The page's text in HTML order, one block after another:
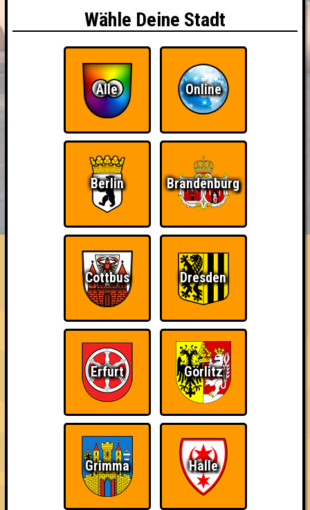
HIGHSCORE RESERVIERUNG
FAQ ÜBER UNS
Die Doppelwhupperinnen
Errungenschaften
Kleiner Hinweis: bei uns sind Teams, die in einem Stechen
verlieren, trotzdem auf dem 1. Platz - den haben sie sich
schließlich verdient! Entsprechend gibt es für diese auch
Errungenschaften für den 1. Platz.
Teil der Oberschicht
Schon wieder zum
Wiederzehn macht
Wähle Deine Stadt
Alle Online
Berlin Brandenburg
Cottbus Dresden
Erfurt Görlitz
Grimma Halle